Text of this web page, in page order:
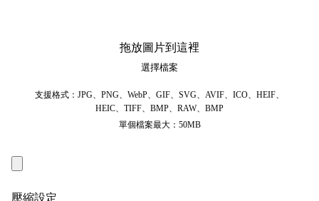
拖放圖片到這裡
選擇檔案
支援格式：JPG、PNG、WebP、GIF、SVG、AVIF、ICO、HEIF、
HEIC、TIFF、BMP、RAW、BMP
單個檔案最大：50MB
壓縮設定